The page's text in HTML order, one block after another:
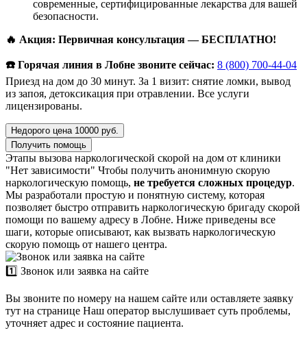
современные, сертифицированные лекарства для вашей
безопасности.
🔥 Акция: Первичная консультация — БЕСПЛАТНО!
☎️ Горячая линия в Лобне звоните сейчас: 8 (800) 700-44-04
Приезд на дом до 30 минут. За 1 визит: снятие ломки, вывод
из запоя, детоксикация при отравлении. Все услуги
лицензированы.
Недорого цена 10000 руб.
Получить помощь
Этапы вызова наркологической скорой на дом от клиники
"Нет зависимости" Чтобы получить анонимную скорую
наркологическую помощь, не требуется сложных процедур.
Мы разработали простую и понятную систему, которая
позволяет быстро отправить наркологическую бригаду скорой
помощи по вашему адресу в Лобне. Ниже приведены все
шаги, которые описывают, как вызвать наркологическую
скорую помощь от нашего центра.
1️⃣ Звонок или заявка на сайте
Вы звоните по номеру на нашем сайте или оставляете заявку
тут на странице Наш оператор выслушивает суть проблемы,
уточняет адрес и состояние пациента.